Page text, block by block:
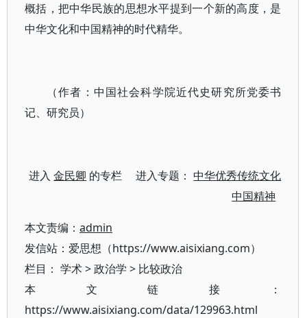
概括，把中华民族的思想水平提到一个新的高度，是
中华文化和中国精神的时代精华。
（作者：中国社会科学院近代史研究所党委书
记、研究员）
进入金民卿 的专栏 进入专题：中华优秀传统文化
中国精神
本文责编： admin
发信站：爱思想（https://www.aisixiang.com）
栏目： 学术>政治学 > 比较政治
本文链接：
https://www.aisixiang.com/data/129963.html